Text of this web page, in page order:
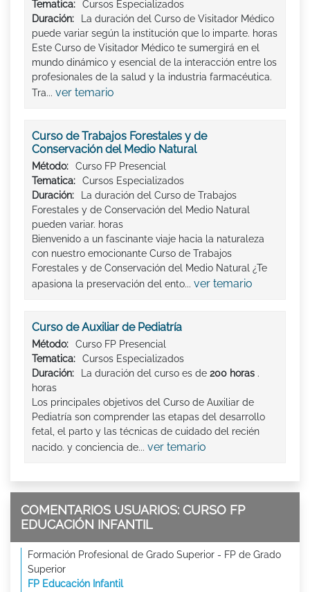
Tematica:
Cursos Especializados
Duración:
La duración del Curso de Visitador Médico
puede variar según la institución que lo imparte. horas
Este Curso de Visitador Médico te sumergirá en el
mundo dinámico y esencial de la interacción entre los
profesionales de la salud y la industria farmacéutica.
Tra... ver temario
Curso de Trabajos Forestales y de
Conservación del Medio Natural
Método:
Curso FP Presencial
Tematica:
Cursos Especializados
Duración:
La duración del Curso de Trabajos
Forestales y de Conservación del Medio Natural
pueden variar. horas
Bienvenido a un fascinante viaje hacia la naturaleza
con nuestro emocionante Curso de Trabajos
Forestales y de Conservación del Medio Natural ¿Te
apasiona la preservación del ento... ver temario
Curso de Auxiliar de Pediatría
Método:
Curso FP Presencial
Tematica:
Cursos Especializados
Duración:
La duración del curso es de 200 horas .
horas
Los principales objetivos del Curso de Auxiliar de
Pediatría son comprender las etapas del desarrollo
fetal, el parto y las técnicas de cuidado del recién
nacido. y conciencia de... ver temario
COMENTARIOS USUARIOS: CURSO FP
EDUCACIÓN INFANTIL
Formación Profesional de Grado Superior - FP de Grado
Superior
FP Educación Infantil